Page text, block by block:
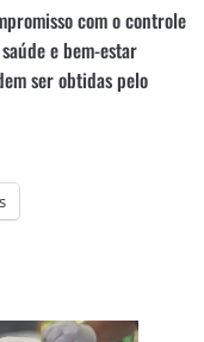
com o controle
e bem-estar
ser obtidas pelo